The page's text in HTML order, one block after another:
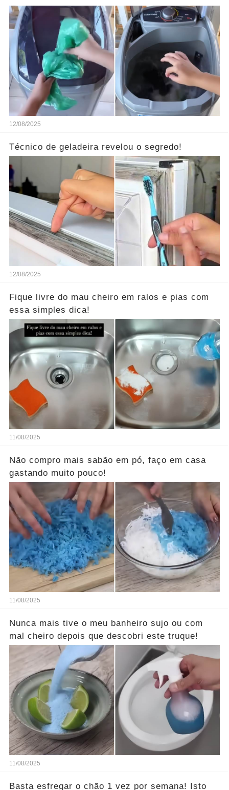
12/08/2025
Técnico de geladeira revelou o segredo!
12/08/2025
Fique livre do mau cheiro em ralos e pias com
essa simples dica!
11/08/2025
Não compro mais sabão em pó, faço em casa
gastando muito pouco!
11/08/2025
Nunca mais tive o meu banheiro sujo ou com
mal cheiro depois que descobri este truque!
11/08/2025
Basta esfregar o chão 1 vez por semana! Isto